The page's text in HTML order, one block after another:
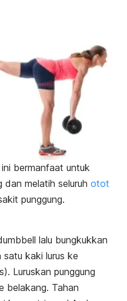
bermanfaat untuk
melatih seluruh otot
punggung.
lalu bungkukkan
kaki lurus ke
Luruskan punggung
belakang. Tahan